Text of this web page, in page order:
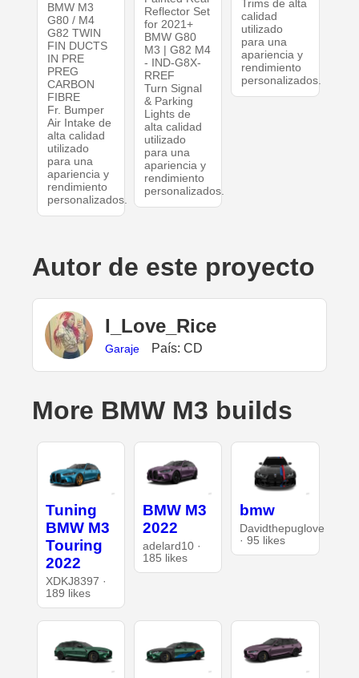
BMW M3
G80 / M4
G82 TWIN
FIN DUCTS
IN PRE
PREG
CARBON
FIBRE
Fr. Bumper
Air Intake de
alta calidad
utilizado
para una
apariencia y
rendimiento
personalizados.
Reflector Set
for 2021+
BMW G80
M3 | G82 M4
- IND-G8X-
RREF
Turn Signal
& Parking
Lights de
alta calidad
utilizado
para una
apariencia y
rendimiento
personalizados.
Trims de alta
calidad
utilizado
para una
apariencia y
rendimiento
personalizados.
Autor de este proyecto
I_Love_Rice
Garaje País: CD
More BMW M3 builds
Tuning
BMW M3
Touring
2022
XDKJ8397 ·
189 likes
BMW M3
2022
adelard10 ·
185 likes
bmw
Davidthepuglove
· 95 likes